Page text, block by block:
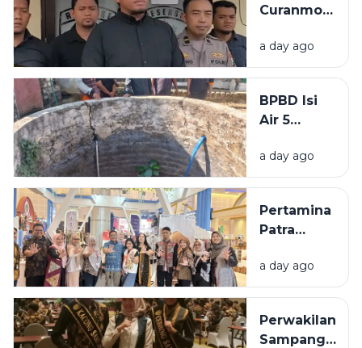
Curanmor
Bangkalan
Diringkus
Beraksi di
11 TKP
a day ago
BPBD Isi
Air 5
Warga
Sumenep
Kering
a day ago
Pertamina
Patra
Bawa 5
UMKM
Tampil di
a day ago
Perwakilan
Sampang